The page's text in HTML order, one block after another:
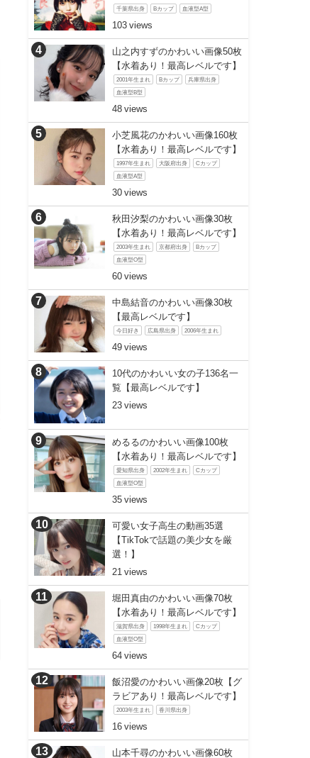
千葉県出身 Bカップ 血液型A型
103
山之内すずのかわいい画像50枚
【水着あり！最高レベルです】
2001年生まれ Bカップ 兵庫県出身
血液型B型
48
小芝風花のかわいい画像160枚
【水着あり！最高レベルです】
1997年生まれ 大阪府出身 Cカップ
血液型A型
30
秋田汐梨のかわいい画像30枚
【水着あり！最高レベルです】
2003年生まれ 京都府出身 Bカップ
血液型O型
60
中島結音のかわいい画像30枚
【最高レベルです】
今日好き 広島県出身 2006年生まれ
49
10代のかわいい女の子136名一
覧【最高レベルです】
23
めるるのかわいい画像100枚
【水着あり！最高レベルです】
愛知県出身 2002年生まれ Cカップ
血液型O型
35
可愛い女子高生の動画35選
【TikTokで話題の美少女を厳
選！】
21
堀田真由のかわいい画像70枚
【水着あり！最高レベルです】
滋賀県出身 1998年生まれ Cカップ
血液型O型
64
飯沼愛のかわいい画像20枚【グ
ラビアあり！最高レベルです】
2003年生まれ 香川県出身
16
山本千尋のかわいい画像60枚